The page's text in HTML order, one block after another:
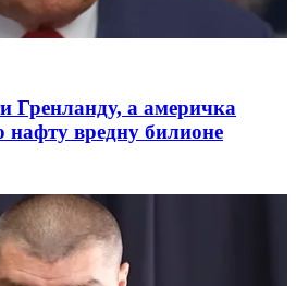
Гренланду, а америчка
нафту вредну билионе